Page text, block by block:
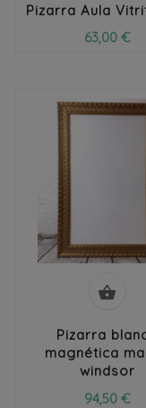
Pizarra Aula
63,00 €

Pizarra
magnética
windsor
94,50 €